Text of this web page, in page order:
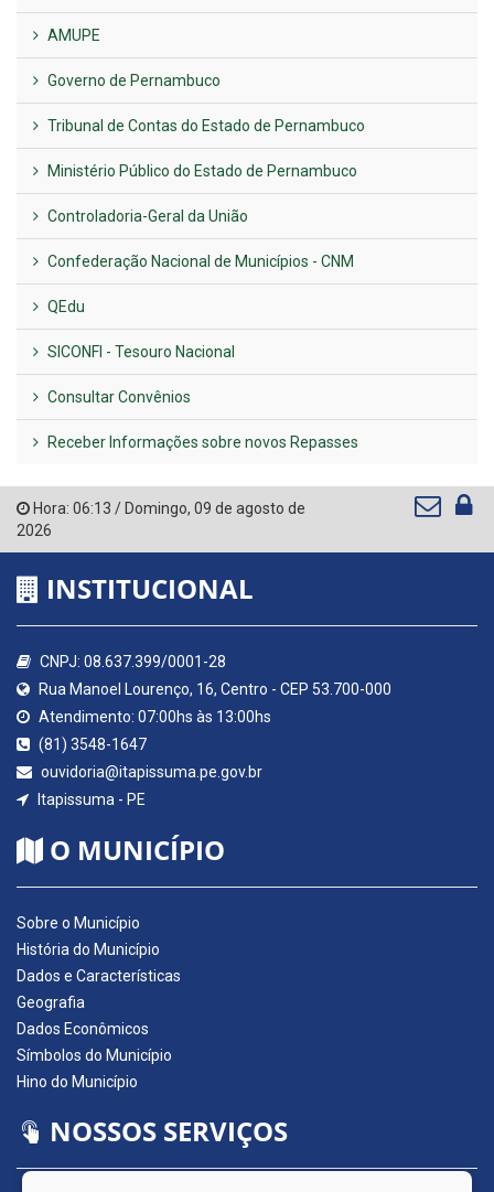
AMUPE
Governo de Pernambuco
Tribunal de Contas do Estado de Pernambuco
Ministério Público do Estado de Pernambuco
Controladoria-Geral da União
Confederação Nacional de Municípios - CNM
QEdu
SICONFI - Tesouro Nacional
Consultar Convênios
Receber Informações sobre novos Repasses
Hora: 06:13 / Domingo, 09 de agosto de
2026
INSTITUCIONAL
CNPJ: 08.637.399/0001-28
Rua Manoel Lourenço, 16, Centro - CEP 53.700-000
Atendimento: 07:00hs às 13:00hs
(81) 3548-1647
ouvidoria@itapissuma.pe.gov.br
Itapissuma - PE
O MUNICÍPIO
Sobre o Município
História do Município
Dados e Características
Geografia
Dados Econômicos
Símbolos do Município
Hino do Município
NOSSOS SERVIÇOS